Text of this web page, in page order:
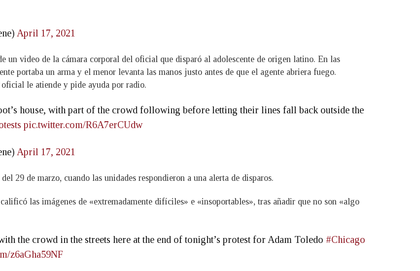
April 17, 2021
un video de la cámara corporal del oficial que disparó al adolescente de origen latino. En las
portaba un arma y el menor levanta las manos justo antes de que el agente abriera fuego.
le atiende y pide ayuda por radio.
house, with part of the crowd following before letting their lines fall back outside the
pic.twitter.com/R6A7erCUdw
April 17, 2021
29 de marzo, cuando las unidades respondieron a una alerta de disparos.
las imágenes de «extremadamente difíciles» e «insoportables», tras añadir que no son «algo
the crowd in the streets here at the end of tonight’s protest for Adam Toledo #Chicago
z6aGha59NF